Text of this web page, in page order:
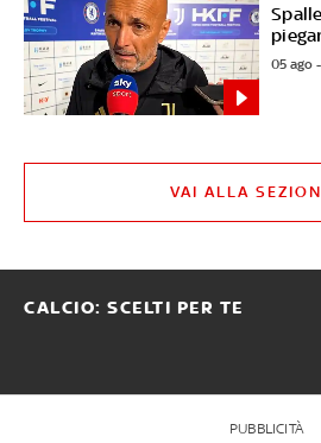
05 ago
VAI ALLA
CALCIO: SCELTI PER TE
PUBBLICITÀ